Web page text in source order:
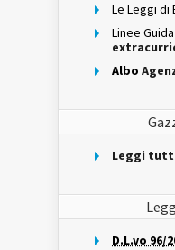
Le Leggi di
Linee Guida
Albo
Leggi
D.L.vo